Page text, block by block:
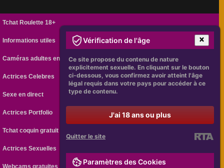
Tchat Roulette 18+
Informations utiles
Caméras adultes en ligne
Actrices Celebres
Sexe en direct
Actrices Portfolio
Tchat coquin gratuit
Actrices Sexuelles
Webcams gratuites
Vérification de l'âge
Ce site propose du contenu de nature
explicitement sexuelle. En cliquant sur le bouton
ci-dessous, vous confirmez avoir atteint l'âge
légal requis dans votre pays pour accéder à ce
type de contenu.
J'ai 18 ans ou plus
Quitter le site
Paramètres des Cookies